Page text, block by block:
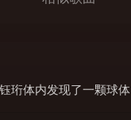
珩体内发现了一颗球体